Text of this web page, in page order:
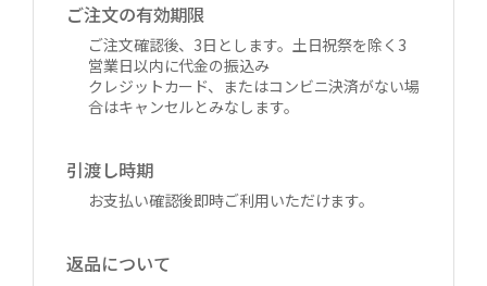
ご注文の有効期限
ご注文確認後、3日とします。土日祝祭を除く3
営業日以内に代金の振込み
クレジットカード、またはコンビニ決済がない場
合はキャンセルとみなします。
引渡し時期
お支払い確認後即時ご利用いただけます。
返品について